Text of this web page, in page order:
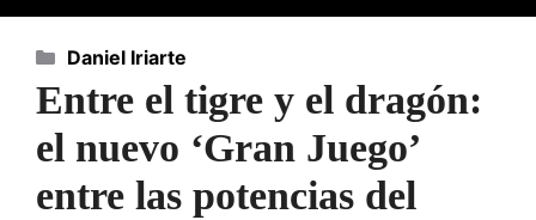
Entre el tigre y el dragón:
el nuevo ‘Gran Juego’
entre las potencias del
Categorías
Daniel Iriarte